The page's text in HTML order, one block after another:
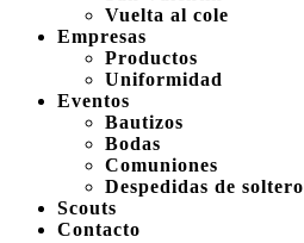
Vuelta al cole
Empresas
Productos
Uniformidad
Eventos
Bautizos
Bodas
Comuniones
Despedidas de soltero
Scouts
Contacto